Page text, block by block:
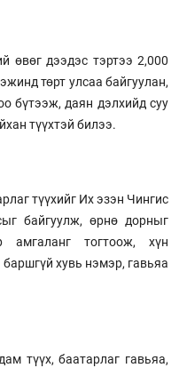
өвөг дээдэс тэртээ 2,000
төрт улсаа байгуулан,
бүтээж, даян дэлхийд суу
түүхтэй билээ.
түүхийг Их эзэн Чингис
байгуулж, өрнө дорныг
тогтоож, хүн
хувь нэмэр, гавьяа
түүх, баатарлаг гавьяа,